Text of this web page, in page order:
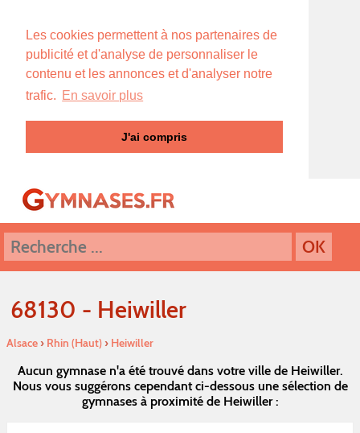
Les cookies permettent à nos partenaires de
publicité et d'analyse de personnaliser le
contenu et les annonces et d'analyser notre
trafic. En savoir plus
J'ai compris
68130 - Heiwiller
Alsace› Rhin (Haut)› Heiwiller
Aucun gymnase n'a été trouvé dans votre ville de Heiwiller.
Nous vous suggérons cependant ci-dessous une sélection de
gymnases à proximité de Heiwiller :